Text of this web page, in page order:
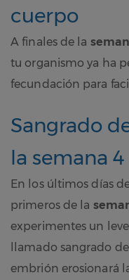
cuerpo
A finales de la
tu organismo ya ha
fecundación para
Sangrado
la semana 4
En los últimos días
primeros de la
experimentes un
llamado sangrado
embrión erosionará